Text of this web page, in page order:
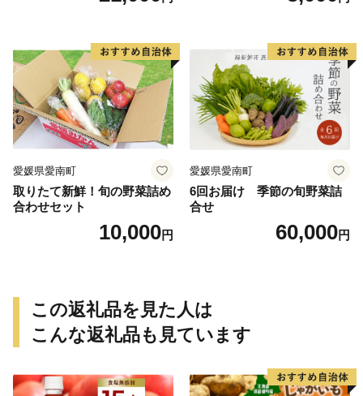
芋 ほしいも スイートポテト
いも天 サイズミックス 甘い
ねっとり 生芋 新芋 あんのう
いも 甘藷 べにはるか スイー
ツ 国産 糖度 産地直送 農家直
送 数量限定 21000円 愛媛 愛
南 ミッチーのおみかん畑
愛媛県愛南町
取りたて新鮮！旬の野菜詰め
合わせセット
10,000円
愛媛県愛南町
6回お届け 季節の旬野菜詰
合せ
60,000円
この返礼品を見た人は
こんな返礼品も見ています